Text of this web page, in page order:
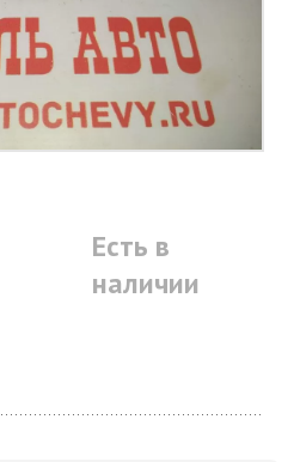
Есть в
наличии